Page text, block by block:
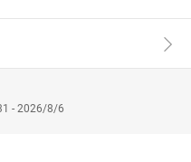
- 2026/8/6